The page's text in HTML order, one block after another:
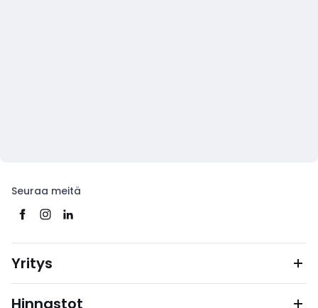
Seuraa meitä
Yritys
Hinnastot